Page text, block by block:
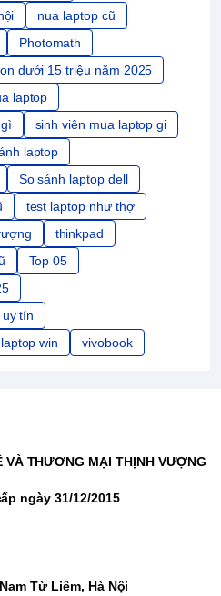
nua laptop cũ
Photomath
dưới 15 triệu năm 2025
laptop
sinh viên mua laptop gi
laptop
So sánh laptop dell
test laptop như thợ
thinkpad
Top 05
tín
win
vivobook
VÀ THƯƠNG MẠI THỊNH VƯỢNG
ngày 31/12/2015
Từ Liêm, Hà Nội